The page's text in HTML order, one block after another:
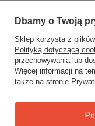
Dbamy o Twoją
Sklep korzysta z
Polityką dotyczącą
przechowywania lub
Więcej informacji na
także na stronie